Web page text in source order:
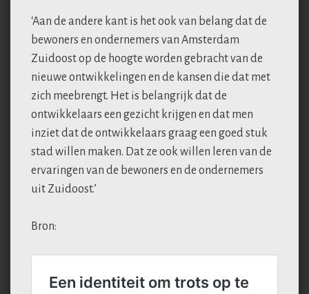
‘Aan de andere kant is het ook van belang dat de
bewoners en ondernemers van Amsterdam
Zuidoost op de hoogte worden gebracht van de
nieuwe ontwikkelingen en de kansen die dat met
zich meebrengt. Het is belangrijk dat de
ontwikkelaars een gezicht krijgen en dat men
inziet dat de ontwikkelaars graag een goed stuk
stad willen maken. Dat ze ook willen leren van de
ervaringen van de bewoners en de ondernemers
uit Zuidoost.’
Bron: